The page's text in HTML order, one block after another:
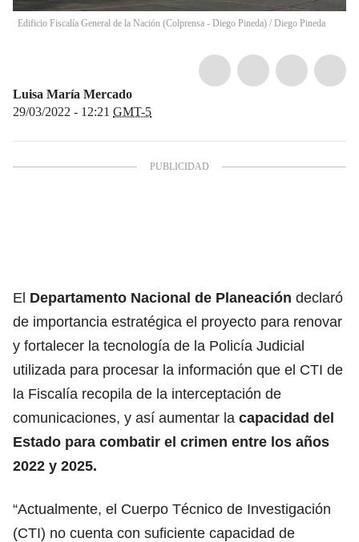
Edificio Fiscalía General de la Nación (Colprensa - Diego Pineda) / Diego Pineda
Luisa María Mercado
29/03/2022 - 12:21 GMT-5
El Departamento Nacional de Planeación declaró
de importancia estratégica el proyecto para renovar
y fortalecer la tecnología de la Policía Judicial
utilizada para procesar la información que el CTI de
la Fiscalía recopila de la interceptación de
comunicaciones, y así aumentar la capacidad del
Estado para combatir el crimen entre los años
2022 y 2025.
“Actualmente, el Cuerpo Técnico de Investigación
(CTI) no cuenta con suficiente capacidad de